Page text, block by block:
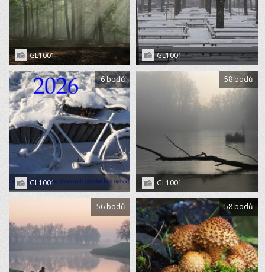
GL1001 GL1001
GL1001
6 bodů
GL1001
58 bodů
56 bodů 58 bodů